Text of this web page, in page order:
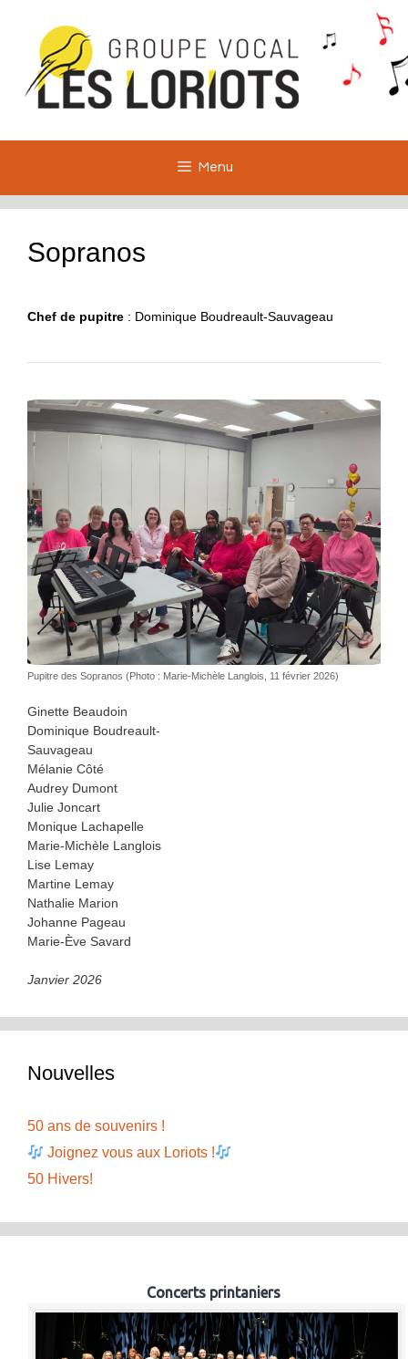
contenu
Menu
Sopranos
Chef de pupitre : Dominique Boudreault-Sauvageau
Pupitre des Sopranos (Photo : Marie-Michèle Langlois, 11 février 2026)
Ginette Beaudoin
Dominique Boudreault-
Sauvageau
Mélanie Côté
Audrey Dumont
Julie Joncart
Monique Lachapelle
Marie-Michèle Langlois
Lise Lemay
Martine Lemay
Nathalie Marion
Johanne Pageau
Marie-Ève Savard
Janvier 2026
Nouvelles
50 ans de souvenirs !
Joignez vous aux Loriots !
50 Hivers!
Concerts printaniers